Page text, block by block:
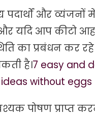
और व्यंजनों
यदि आप कीटो
का प्रबंधन कर
है।7 easy and
without eggs
पोषण प्राप्त